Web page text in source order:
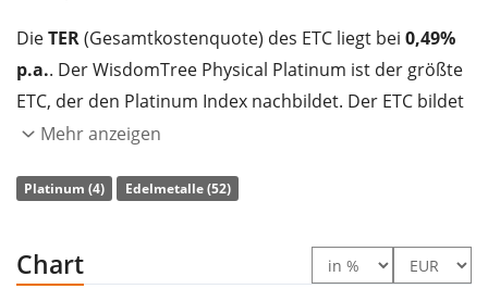
DieTER(Gesamtkostenquote) des ETC liegt bei 0,49%
p.a.. Der WisdomTree Physical Platinum ist der größte
ETC, der den Platinum Index nachbildet. Der ETC bildet
die Wertentwicklung des Index durch eine
Edelmetallbeständen besichert
Der WisdomTree Physical Platinum hat ein
Fondsvolumen von 454 Mio. Euro
. Der ETC wurde am
Mehr anzeigen
Platinum (4) Edelmetalle (52)
Chart